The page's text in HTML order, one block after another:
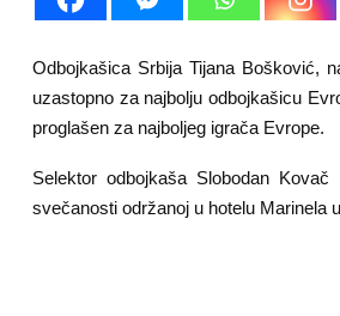
Odbojkašica Srbija Tijana Bošković,
uzastopno za najbolju odbojkašicu
proglašen za najboljeg igrača Evrope.
Selektor odbojkaša Slobodan
svečanosti održanoj u hotelu Marinela